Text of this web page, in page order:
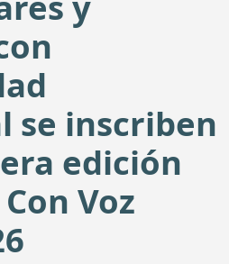
se inscriben
edición
Voz